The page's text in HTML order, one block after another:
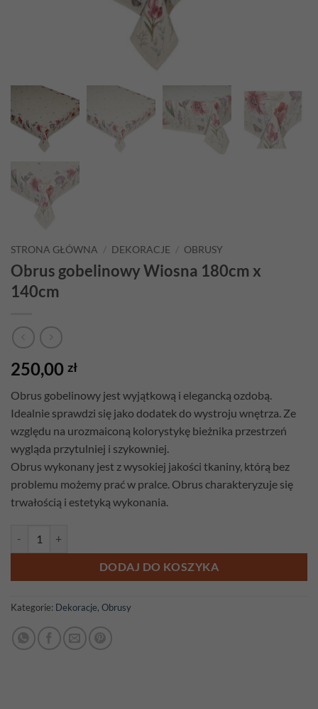
STRONA GŁÓWNA / DEKORACJE / OBRUSY
Obrus gobelinowy Wiosna 180cm x
140cm
250,00 zł
Obrus gobelinowy jest wyjątkową i elegancką ozdobą.
Idealnie sprawdzi się jako dodatek do wystroju wnętrza. Ze
względu na urozmaiconą kolorystykę bieżnika przestrzeń
wygląda przytulniej i szykowniej.
Obrus wykonany jest z wysokiej jakości tkaniny, którą bez
problemu możemy prać w pralce. Obrus charakteryzuje się
trwałością i estetyką wykonania.
DODAJ DO KOSZYKA
Kategorie: Dekoracje, Obrusy